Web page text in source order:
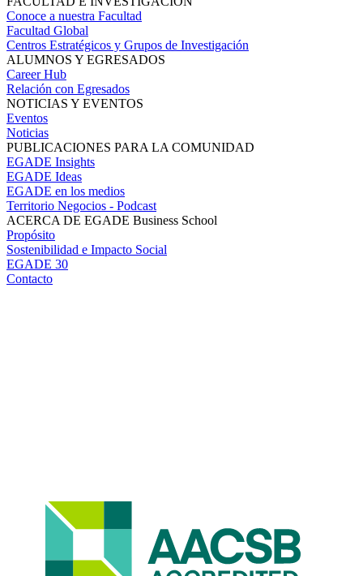
Conoce a nuestra Facultad
Facultad Global
Centros Estratégicos y Grupos de Investigación
ALUMNOS Y EGRESADOS
Career Hub
Relación con Egresados
NOTICIAS Y EVENTOS
Eventos
Noticias
PUBLICACIONES PARA LA COMUNIDAD
EGADE Insights
EGADE Ideas
EGADE en los medios
Territorio Negocios - Podcast
ACERCA DE EGADE Business School
Propósito
Sostenibilidad e Impacto Social
EGADE 30
Contacto